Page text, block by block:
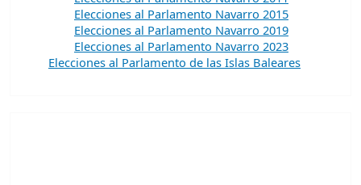
Elecciones al Parlamento Navarro 2015
Elecciones al Parlamento Navarro 2019
Elecciones al Parlamento Navarro 2023
Elecciones al Parlamento de las Islas Baleares